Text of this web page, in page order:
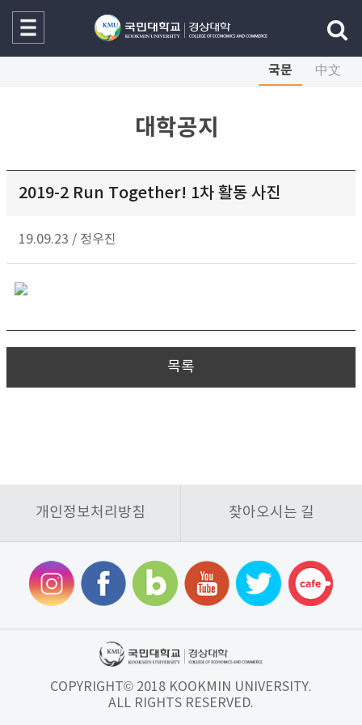
국문 中文
대학공지
2019-2 Run Together! 1차 활동 사진
19.09.23 / 정우진
목록
개인정보처리방침 찾아오시는 길
COPYRIGHT© 2018 KOOKMIN UNIVERSITY.
ALL RIGHTS RESERVED.